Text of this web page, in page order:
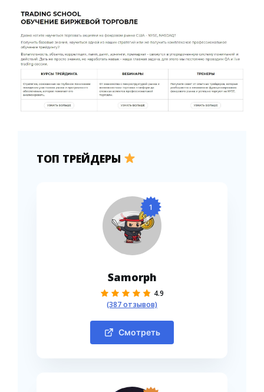
ТОП ТРЕЙДЕРЫ
1
Samorph
4.9
(387 отзывов)
Смотреть